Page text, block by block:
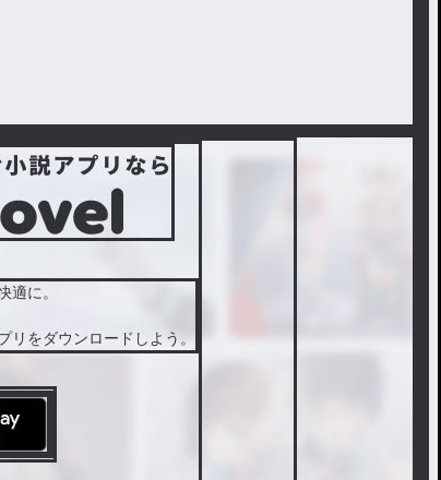
適に。
リをダウンロードしよう。